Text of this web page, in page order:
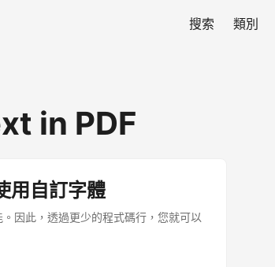
搜索 類別
in PDF
用自訂字體
因此，透過更少的程式碼行，您就可以